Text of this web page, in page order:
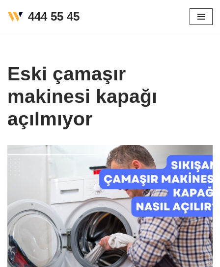
444 55 45
Eski çamaşır
makinesi kapağı
açılmıyor